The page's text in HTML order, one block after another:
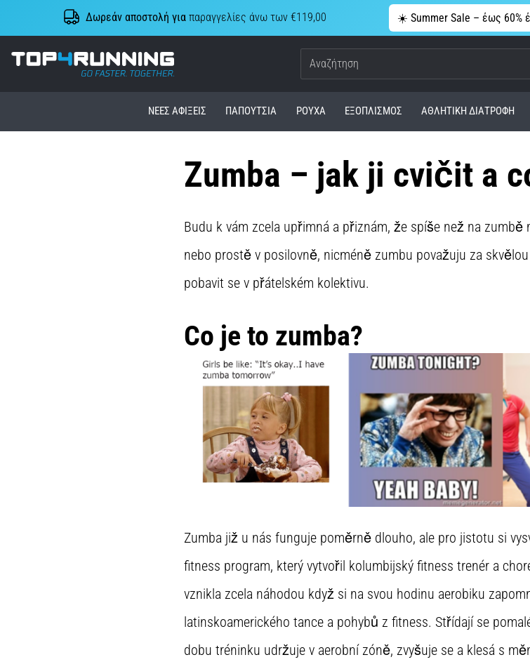
Δωρεάν αποστολή γιαπαραγγελίες άνω των €119,00 ☀️ Summer Sale – έως 60%
Top4Running.cy
ΝΈΕΣ ΑΦΊΞΕΙΣ ΠΑΠΟΎΤΣΙΑ ΡΟΎΧΑ ΕΞΟΠΛΙΣΜΌΣ ΑΘΛΗΤΙΚΉ ΔΙΑΤΡΟΦΉ
Zumba – jak ji cvičit a
Budu k vám zcela upřimná a přiznám, že spíše než na
nebo prostě v posilovně, nicméně zumbu považuju za
pobavit se v přátelském kolektivu.
Co je to zumba?
Zumba již u nás funguje poměrně dlouho, ale pro jistotu si
fitness program, který vytvořil kolumbijský fitness trenér a
vznikla zcela náhodou když si na svou hodinu aerobiku
latinskoamerického tance a pohybů z fitness. Střídají se
dobu tréninku udržuje v aerobní zóně, zvyšuje se a klesá s